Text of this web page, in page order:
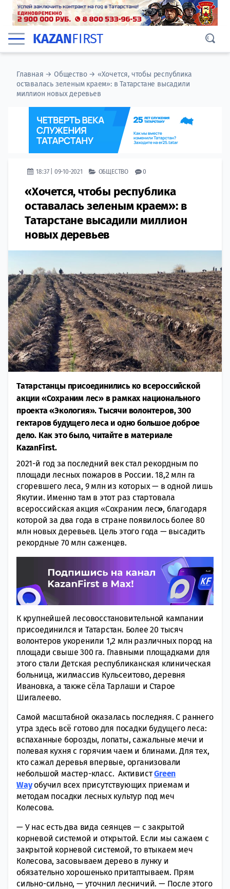
KAZANFIRST
Главная →Общество→ «Хочется, чтобы республика
оставалась зеленым краем»: в Татарстане высадили
миллион новых деревьев
18:37 | 09-10-2021 ОБЩЕСТВО 0
«Хочется, чтобы республика
оставалась зеленым краем»: в
Татарстане высадили миллион
новых деревьев
Татарстанцы присоединились ко всероссийской
акции «Сохраним лес» в рамках национального
проекта «Экология». Тысячи волонтеров, 300
гектаров будущего леса и одно большое доброе
дело. Как это было, читайте в материале
KazanFirst.
2021-й год за последний век стал рекордным по
площади лесных пожаров в России. 18,2 млн га
сгоревшего леса, 9 млн из которых — в одной лишь
Якутии. Именно там в этот раз стартовала
всероссийская акция «Сохраним лес», благодаря
которой за два года в стране появилось более 80
млн новых деревьев. Цель этого года — высадить
рекордные 70 млн саженцев.
К крупнейшей лесовосстановительной кампании
присоединился и Татарстан. Более 20 тысяч
волонтеров укоренили 1,2 млн различных пород на
площади свыше 300 га. Главными площадками для
этого стали Детская республиканская клиническая
больница, жилмассив Кульсеитово, деревня
Ивановка, а также сёла Тарлаши и Старое
Шигалеево.
Самой масштабной оказалась последняя. С раннего
утра здесь всё готово для посадки будущего леса:
вспаханные борозды, лопаты, сажальные мечи и
полевая кухня с горячим чаем и блинами. Для тех,
кто сажал деревья впервые, организовали
небольшой мастер-класс. АктивистGreen
Way обучил всех присутствующих приемам и
методам посадки лесных культур под меч
Колесова.
— У нас есть два вида сеянцев — с закрытой
корневой системой и открытой. Если мы сажаем с
закрытой корневой системой, то втыкаем меч
Колесова, засовываем дерево в лунку и
обязательно хорошенько притаптываем. Прям
сильно-сильно, — уточнил лесничий. — После этого